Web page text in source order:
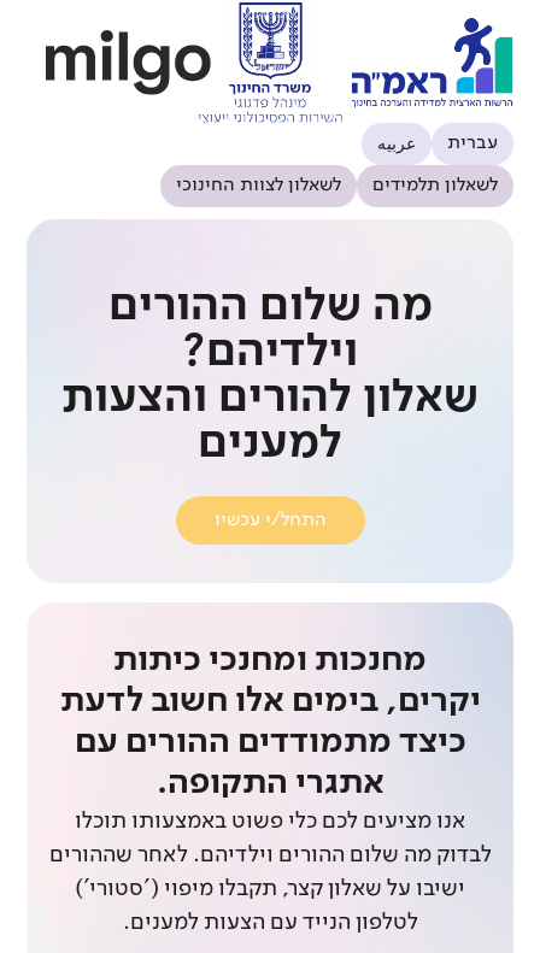
לשאלון תלמידים לשאלון לצוות החינוכי
עברית عربيه
מה שלום ההורים
וילדיהם?
שאלון להורים והצעות
למענים
התחל/י עכשיו
מחנכות ומחנכי כיתות
יקרים, בימים אלו חשוב לדעת
כיצד מתמודדים ההורים עם
אתגרי התקופה.
אנו מציעים לכם כלי פשוט באמצעותו תוכלו
לבדוק מה שלום ההורים וילדיהם. לאחר שההורים
ישיבו על שאלון קצר, תקבלו מיפוי ('סטורי')
לטלפון הנייד עם הצעות למענים.